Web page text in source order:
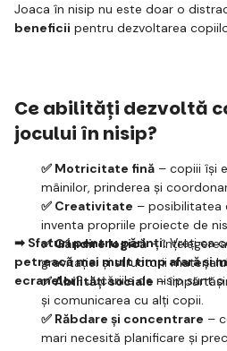
Joaca în nisip nu este doar o
beneficii pentru dezvoltarea
Ce abilități dezvoltă
jocului în nisip?
✅ Motricitate fină – copiii își
mâinilor, prinderea și
✅ Creativitate – posibilitatea
inventa propriile proiecte de
✅ Gândire logică–
gravitației și structurii
✅ Abilități sociale –
și comunicarea cu alți copii.
✅ Răbdare și concentrare –
mari necesită planificare și
➡ Sfaturi pentru părinți:Vreți ca
petreacă mai mult timp afară și
ecranelor? Jucăriile de nisip sunt